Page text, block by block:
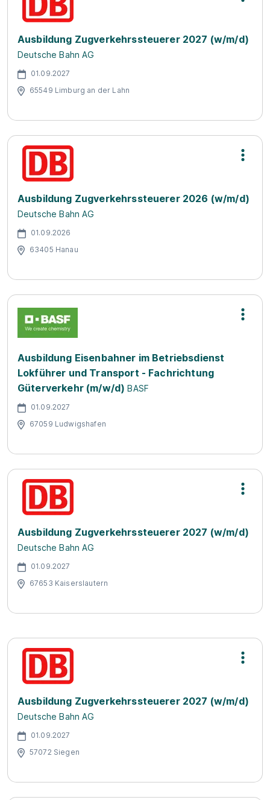
Ausbildung Zugverkehrssteuerer 2027 (w/m/d)
Deutsche Bahn AG
01.09.2027
65549 Limburg an der Lahn
Ausbildung Zugverkehrssteuerer 2026 (w/m/d)
Deutsche Bahn AG
01.09.2026
63405 Hanau
Ausbildung Eisenbahner im Betriebsdienst
Lokführer und Transport - Fachrichtung
Güterverkehr (m/w/d) BASF
01.09.2027
67059 Ludwigshafen
Ausbildung Zugverkehrssteuerer 2027 (w/m/d)
Deutsche Bahn AG
01.09.2027
67653 Kaiserslautern
Ausbildung Zugverkehrssteuerer 2027 (w/m/d)
Deutsche Bahn AG
01.09.2027
57072 Siegen